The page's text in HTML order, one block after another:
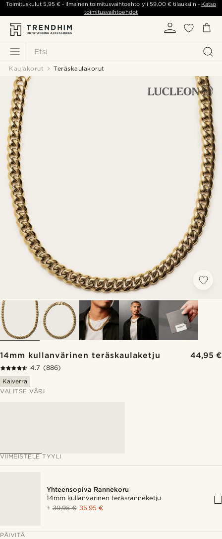
Etsi
Toimituskulut5,95 € - ilmainen toimitusvaihtoehto yli 59,00 €tilauksiin - Katso
toimitusvaihtoehdot
Kaulakorut Teräskaulakorut
14mm kullanvärinen teräskaulaketju 44,95 €
4.7 (886)
Kaiverra
VALITSE VÄRI
VIIMEISTELE TYYLI
Yhteensopiva Rannekoru
14mm kullanvärinen teräsranneketju
+39,95 € 35,95 €
PÄIVITÄ